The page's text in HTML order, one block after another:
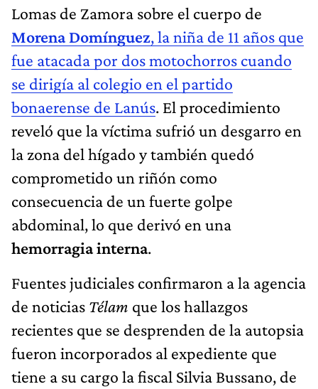
Lomas de Zamora sobre el cuerpo de
Morena Domínguez, la niña de 11 años que
fue atacada por dos motochorros cuando
se dirigía al colegio en el partido
bonaerense de Lanús. El procedimiento
reveló que la víctima sufrió un desgarro en
la zona del hígado y también quedó
comprometido un riñón como
consecuencia de un fuerte golpe
abdominal, lo que derivó en una
hemorragia interna.
Fuentes judiciales confirmaron a la agencia
de noticias Télam que los hallazgos
recientes que se desprenden de la autopsia
fueron incorporados al expediente que
tiene a su cargo la fiscal Silvia Bussano, de